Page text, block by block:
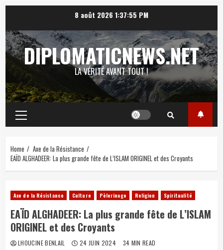
content
8 août 2026 1:37:56 PM
DIPLOMATICNEWS.NET
LA VÉRITÉ AVANT TOUT !
Primary
Menu
Home
Axe de la Résistance
EAÏD ALGHADEER: La plus grande fête de L’ISLAM ORIGINEL et des Croyants
Axe de la Résistance Culture Pèlerinage Religion Spiritualité
EAÏD ALGHADEER: La plus grande fête de L’ISLAM
ORIGINEL et des Croyants
LHOUCINE BENLAIL 24 JUIN 2024 34 MIN READ